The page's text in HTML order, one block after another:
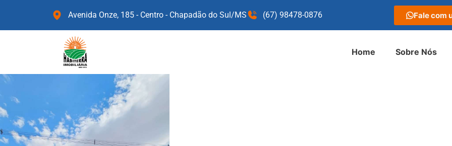
Avenida Onze, 185 - Centro - Chapadão do Sul/MS (67) 98478-0876 Fale com
Home Sobre Nós